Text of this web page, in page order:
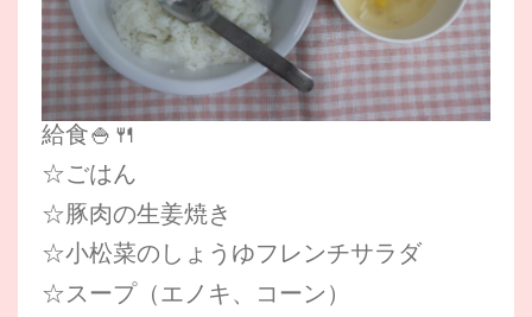
給食🍚🍴
☆ごはん
☆豚肉の生姜焼き
☆小松菜のしょうゆフレンチサラダ
☆スープ（エノキ、コーン）